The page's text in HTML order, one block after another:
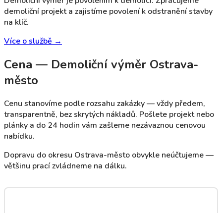
demoliční projekt a zajistíme povolení k odstranění stavby
na klíč.
Více o službě →
Cena — Demoliční výměr Ostrava-
město
Cenu stanovíme podle rozsahu zakázky — vždy předem,
transparentně, bez skrytých nákladů. Pošlete projekt nebo
plánky a do 24 hodin vám zašleme nezávaznou cenovou
nabídku.
Dopravu do okresu Ostrava-město obvykle neúčtujeme —
většinu prací zvládneme na dálku.